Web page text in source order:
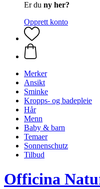
Er du ny her?
Opprett konto
Merker
Ansikt
Sminke
Kropps- og badepleie
Hår
Menn
Baby & barn
Temaer
Sonnenschutz
Tilbud
Officina